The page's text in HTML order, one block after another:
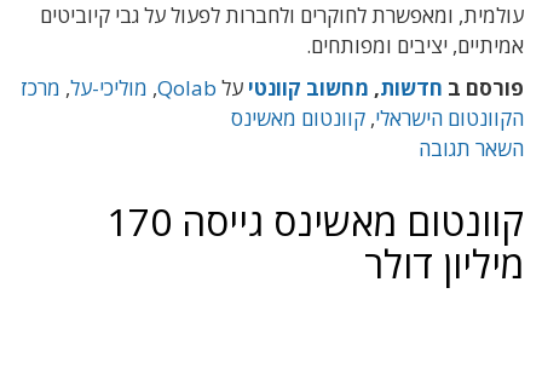
עולמית, ומאפשרת לחוקרים ולחברות לפעול על גבי קיוביטים
אמיתיים, יציבים ומפותחים.
פורסם ב חדשות, מחשוב קוונטי על Qolab
, מוליכי-על, מרכז
הקוונטום הישראלי, קוונטום מאשינס
השאר תגובה
קוונטום מאשינס גייסה 170
מיליון דולר